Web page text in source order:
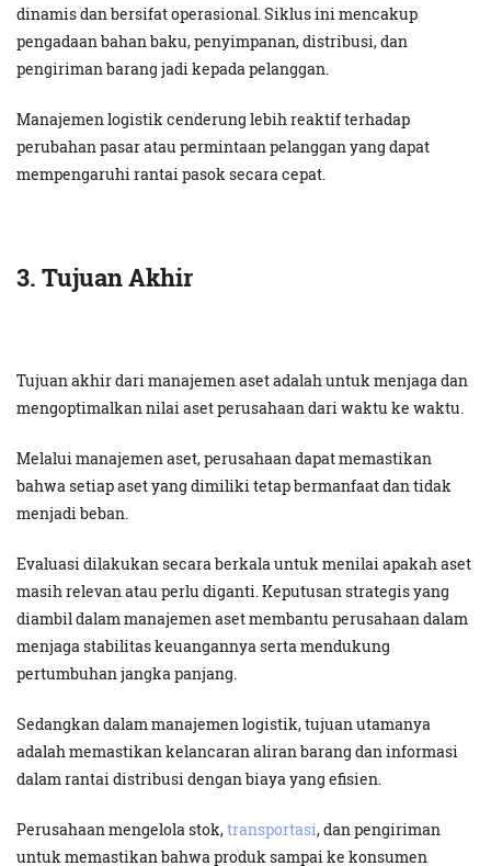
dinamis dan bersifat operasional. Siklus ini mencakup
pengadaan bahan baku, penyimpanan, distribusi, dan
pengiriman barang jadi kepada pelanggan.
Manajemen logistik cenderung lebih reaktif terhadap
perubahan pasar atau permintaan pelanggan yang dapat
mempengaruhi rantai pasok secara cepat.
3. Tujuan Akhir
Tujuan akhir dari manajemen aset adalah untuk menjaga dan
mengoptimalkan nilai aset perusahaan dari waktu ke waktu.
Melalui manajemen aset, perusahaan dapat memastikan
bahwa setiap aset yang dimiliki tetap bermanfaat dan tidak
menjadi beban.
Evaluasi dilakukan secara berkala untuk menilai apakah aset
masih relevan atau perlu diganti. Keputusan strategis yang
diambil dalam manajemen aset membantu perusahaan dalam
menjaga stabilitas keuangannya serta mendukung
pertumbuhan jangka panjang.
Sedangkan dalam manajemen logistik, tujuan utamanya
adalah memastikan kelancaran aliran barang dan informasi
dalam rantai distribusi dengan biaya yang efisien.
Perusahaan mengelola stok,transportasi, dan pengiriman
untuk memastikan bahwa produk sampai ke konsumen